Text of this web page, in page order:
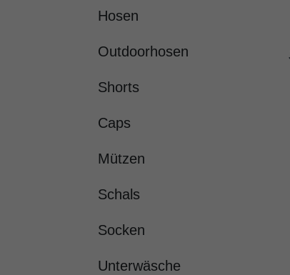
Hosen
Outdoorhosen
Shorts
Caps
Mützen
Schals
Socken
Unterwäsche